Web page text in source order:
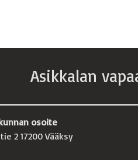
Asikkalan
osoite
2 17200 Vääksy